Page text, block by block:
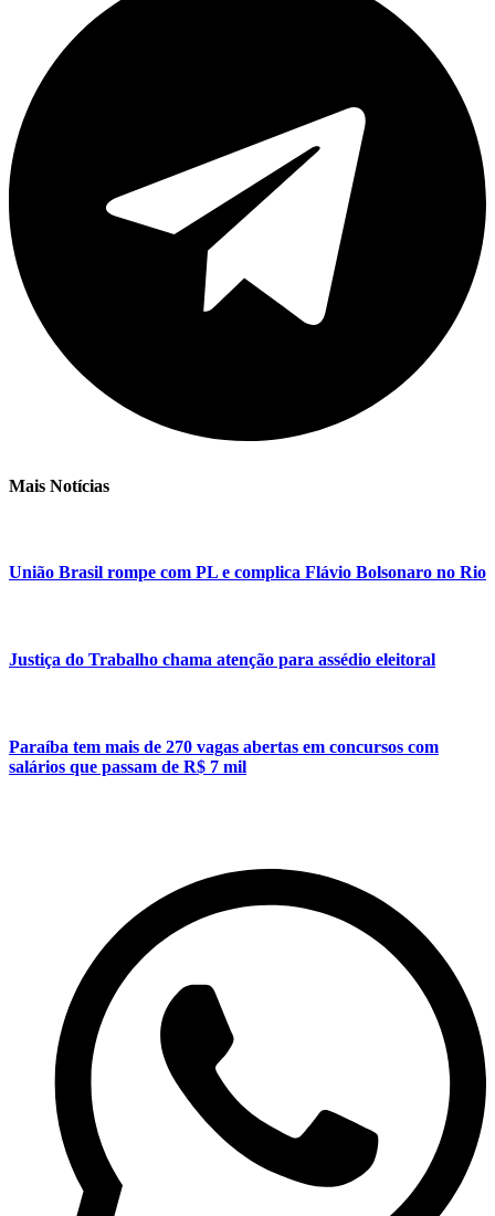
Mais Notícias
União Brasil rompe com PL e complica Flávio Bolsonaro no Rio
Justiça do Trabalho chama atenção para assédio eleitoral
Paraíba tem mais de 270 vagas abertas em concursos com
salários que passam de R$ 7 mil